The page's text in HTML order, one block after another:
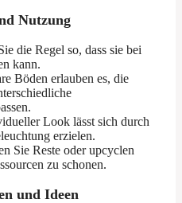
Nutzung
die Regel so, dass sie bei
kann.
Böden erlauben es, die
Look lässt sich durch
erzielen.
Sie Reste oder upcyclen
zu schonen.
und Ideen